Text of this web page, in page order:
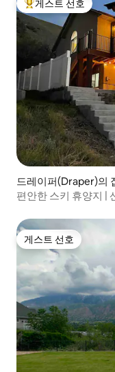
상위 게스트 선호
게스트 선호
드레이퍼(Draper)의
편안한 스키 휴양지 |
게스트 선호
게스트 선호